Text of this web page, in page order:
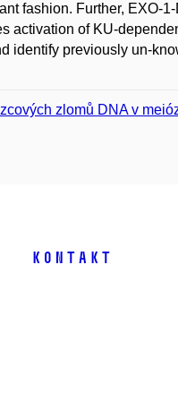
fashion. Further, EXO-
activation of KU-
identify previously un-
zlomů DNA v
Kontakt